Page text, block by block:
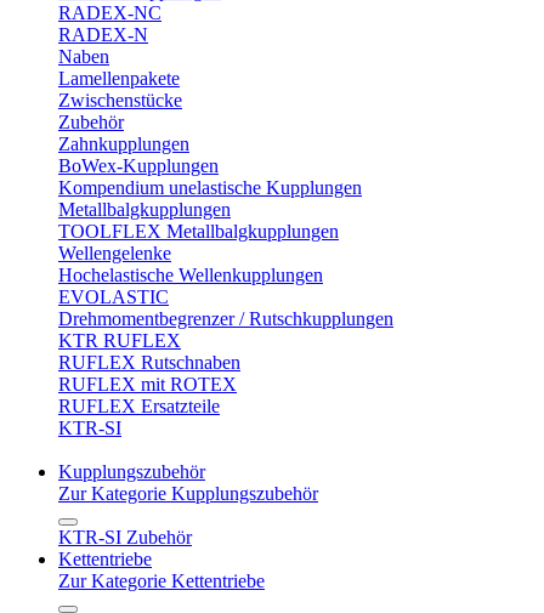
RADEX-NC
RADEX-N
Naben
Lamellenpakete
Zwischenstücke
Zubehör
Zahnkupplungen
BoWex-Kupplungen
Kompendium unelastische Kupplungen
Metallbalgkupplungen
TOOLFLEX Metallbalgkupplungen
Wellengelenke
Hochelastische Wellenkupplungen
EVOLASTIC
Drehmomentbegrenzer / Rutschkupplungen
KTR RUFLEX
RUFLEX Rutschnaben
RUFLEX mit ROTEX
RUFLEX Ersatzteile
KTR-SI
Kupplungszubehör
Zur Kategorie Kupplungszubehör
KTR-SI Zubehör
Kettentriebe
Zur Kategorie Kettentriebe